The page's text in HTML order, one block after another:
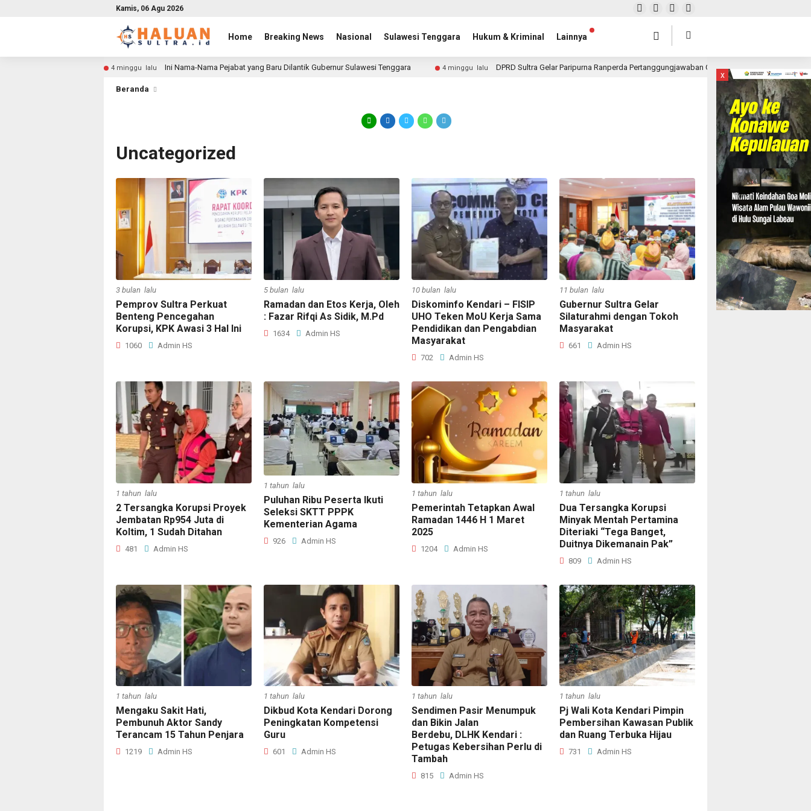
Kamis, 06 Agu 2026
Home Breaking News Nasional Sulawesi Tenggara Hukum & Kriminal Lainnya
4 minggu lalu Ini Nama-Nama Pejabat yang Baru Dilantik Gubernur Sulawesi Tenggara 4 minggu lalu DPRD Sultra Gelar Paripurna Ranperda Pertanggungjawaban Gubernur 2025, Realisasi
Beranda
Uncategorized
3 bulan lalu
Pemprov Sultra Perkuat
Benteng Pencegahan
Korupsi, KPK Awasi 3 Hal Ini
1060 Admin HS
5 bulan lalu
Ramadan dan Etos Kerja, Oleh
: Fazar Rifqi As Sidik, M.Pd
1634 Admin HS
10 bulan lalu
Diskominfo Kendari – FISIP
UHO Teken MoU Kerja Sama
Pendidikan dan Pengabdian
Masyarakat
702 Admin HS
11 bulan lalu
Gubernur Sultra Gelar
Silaturahmi dengan Tokoh
Masyarakat
661 Admin HS
1 tahun lalu
2 Tersangka Korupsi Proyek
Jembatan Rp954 Juta di
Koltim, 1 Sudah Ditahan
481 Admin HS
1 tahun lalu
Puluhan Ribu Peserta Ikuti
Seleksi SKTT PPPK
Kementerian Agama
926 Admin HS
1 tahun lalu
Pemerintah Tetapkan Awal
Ramadan 1446 H 1 Maret
2025
1204 Admin HS
1 tahun lalu
Dua Tersangka Korupsi
Minyak Mentah Pertamina
Diteriaki “Tega Banget,
Duitnya Dikemanain Pak”
809 Admin HS
1 tahun lalu
Mengaku Sakit Hati,
Pembunuh Aktor Sandy
Terancam 15 Tahun Penjara
1219 Admin HS
1 tahun lalu
Dikbud Kota Kendari Dorong
Peningkatan Kompetensi
Guru
601 Admin HS
1 tahun lalu
Sendimen Pasir Menumpuk
dan Bikin Jalan
Berdebu, DLHK Kendari :
Petugas Kebersihan Perlu di
Tambah
815 Admin HS
1 tahun lalu
Pj Wali Kota Kendari Pimpin
Pembersihan Kawasan Publik
dan Ruang Terbuka Hijau
731 Admin HS
x